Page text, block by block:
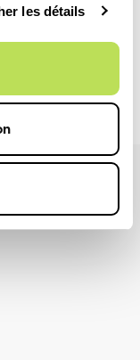
les détails
ATE |